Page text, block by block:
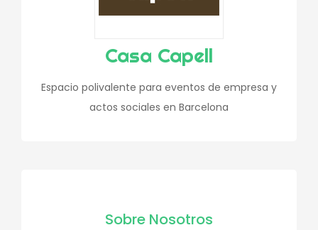
Casa Capell
Espacio polivalente para eventos de empresa y
actos sociales en Barcelona
Sobre Nosotros